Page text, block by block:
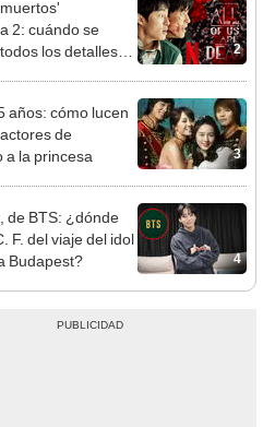
2
2: cuándo se
los detalles
3
años: cómo lucen
de
a la princesa
4
de BTS: ¿dónde
F. del viaje del idol
Budapest?